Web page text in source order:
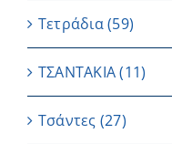
Τετράδια(59)
ΤΣΑΝΤΑΚΙΑ (11)
Τσάντες (27)